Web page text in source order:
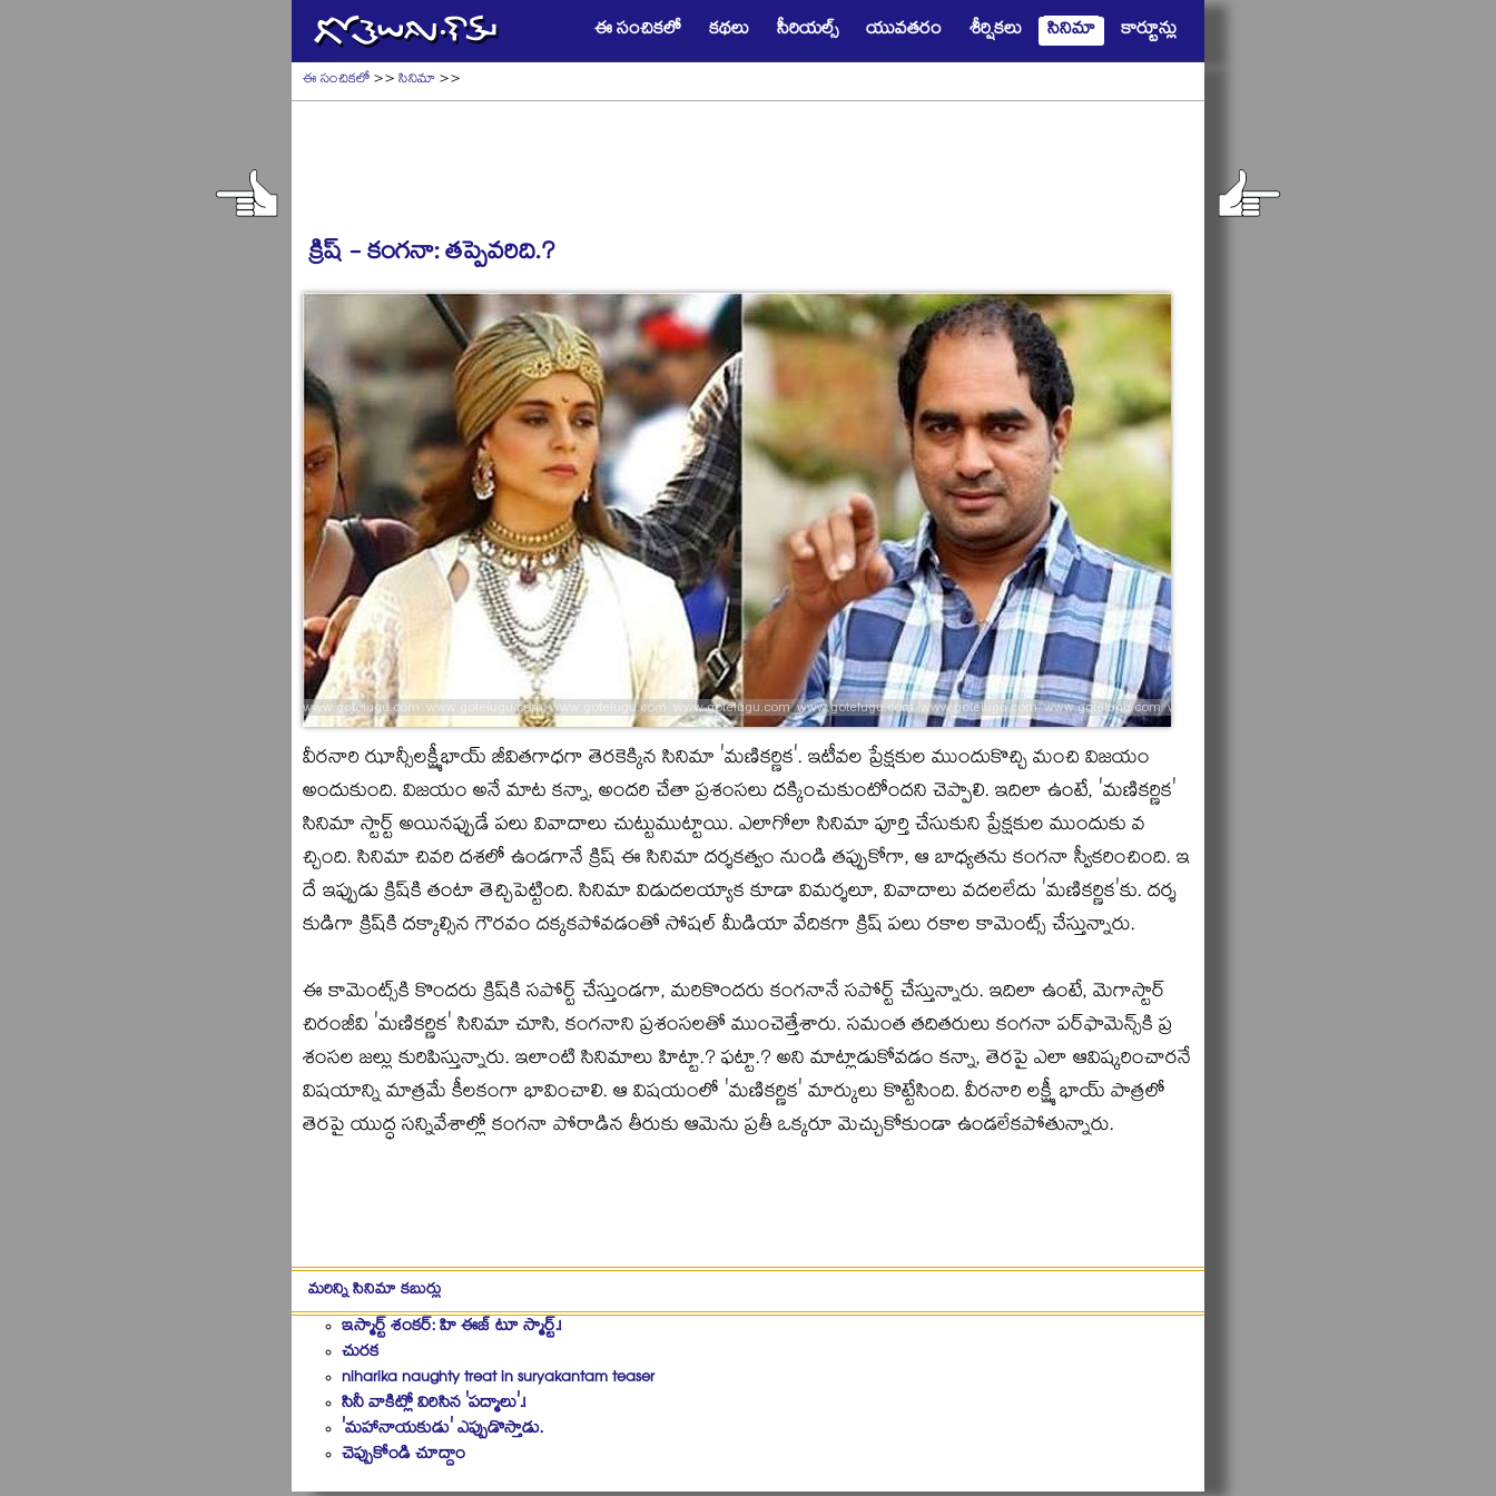
ఈ సంచికలో కథలు సీరియల్స్ యువతరం శీర్షికలు సినిమా కార్టూన్లు
ఈ సంచికలో>>సినిమా>>
క్రిష్‌ - కంగనా: తప్పెవరిది.?
వీరనారి ఝాన్సీలక్ష్మీభాయ్‌ జీవితగాధగా తెరకెక్కిన సినిమా 'మణికర్ణిక'. ఇటీవల ప్రేక్షకుల ముందుకొచ్చి మంచి విజయం
అందుకుంది. విజయం అనే మాట కన్నా, అందరి చేతా ప్రశంసలు దక్కించుకుంటోందని చెప్పాలి. ఇదిలా ఉంటే, 'మణికర్ణిక'
సినిమా స్టార్ట్‌ అయినప్పుడే పలు వివాదాలు చుట్టుముట్టాయి. ఎలాగోలా సినిమా పూర్తి చేసుకుని ప్రేక్షకుల ముందుకు వ
చ్చింది. సినిమా చివరి దశలో ఉండగానే క్రిష్‌ ఈ సినిమా దర్శకత్వం నుండి తప్పుకోగా, ఆ బాధ్యతను కంగనా స్వీకరించింది. ఇ
దే ఇప్పుడు క్రిష్‌కి తంటా తెచ్చిపెట్టింది. సినిమా విడుదలయ్యాక కూడా విమర్శలూ, వివాదాలు వదలలేదు 'మణికర్ణిక'కు. దర్శ
కుడిగా క్రిష్‌కి దక్కాల్సిన గౌరవం దక్కకపోవడంతో సోషల్‌ మీడియా వేదికగా క్రిష్‌ పలు రకాల కామెంట్స్‌ చేస్తున్నారు.
ఈ కామెంట్స్‌కి కొందరు క్రిష్‌కి సపోర్ట్‌ చేస్తుండగా, మరికొందరు కంగనానే సపోర్ట్‌ చేస్తున్నారు. ఇదిలా ఉంటే, మెగాస్టార్‌
చిరంజీవి 'మణికర్ణిక' సినిమా చూసి, కంగనాని ప్రశంసలతో ముంచెత్తేశారు. సమంత తదితరులు కంగనా పర్‌ఫామెన్స్‌కి ప్ర
శంసల జల్లు కురిపిస్తున్నారు. ఇలాంటి సినిమాలు హిట్టా.? ఫట్టా.? అని మాట్లాడుకోవడం కన్నా, తెరపై ఎలా ఆవిష్కరించారనే
విషయాన్ని మాత్రమే కీలకంగా భావించాలి. ఆ విషయంలో 'మణికర్ణిక' మార్కులు కొట్టేసింది. వీరనారి లక్ష్మీ భాయ్‌ పాత్రలో
తెరపై యుద్ధ సన్నివేశాల్లో కంగనా పోరాడిన తీరుకు ఆమెను ప్రతీ ఒక్కరూ మెచ్చుకోకుండా ఉండలేకపోతున్నారు.
మరిన్ని సినిమా కబుర్లు
ఇస్మార్ట్‌ శంకర్‌: హి ఈజ్‌ టూ స్మార్ట్‌.!
చురక
niharika naughty treat in suryakantam teaser
సినీ వాకిట్లో విరిసిన 'పద్మాలు'.!
'మహానాయకుడు' ఎప్పుడొస్తాడు.
చెప్పుకోండి చూద్దాం